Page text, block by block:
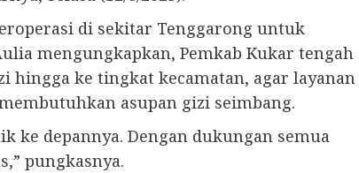
di sekitar Tenggarong untuk
mengungkapkan, Pemkab Kukar tengah
hingga ke tingkat kecamatan, agar layanan
asupan gizi seimbang.
ke depannya. Dengan dukungan semua
pungkasnya.